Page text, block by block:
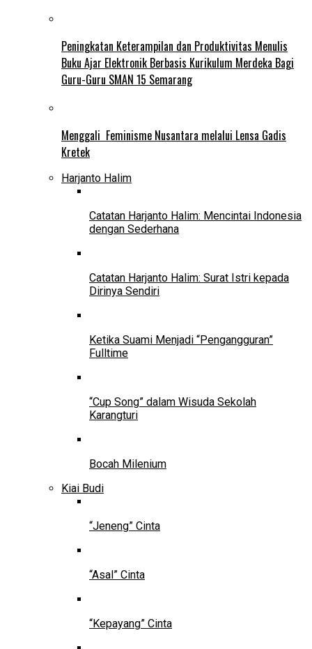
Peningkatan Keterampilan dan Produktivitas Menulis
Buku Ajar Elektronik Berbasis Kurikulum Merdeka Bagi
Guru-Guru SMAN 15 Semarang
Menggali Feminisme Nusantara melalui Lensa Gadis
Kretek
Harjanto Halim
Catatan Harjanto Halim: Mencintai Indonesia
dengan Sederhana
Catatan Harjanto Halim: Surat Istri kepada
Dirinya Sendiri
Ketika Suami Menjadi “Pengangguran”
Fulltime
“Cup Song” dalam Wisuda Sekolah
Karangturi
Bocah Milenium
Kiai Budi
“Jeneng” Cinta
“Asal” Cinta
“Kepayang” Cinta